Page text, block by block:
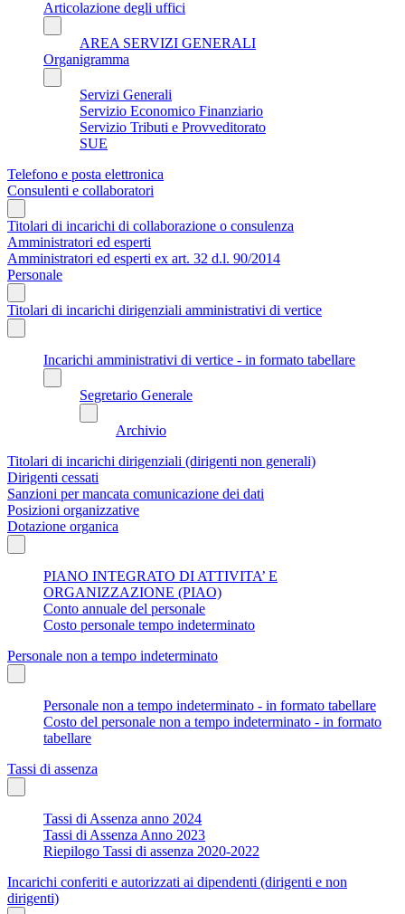
Articolazione degli uffici
AREA SERVIZI GENERALI
Organigramma
Servizi Generali
Servizio Economico Finanziario
Servizio Tributi e Provveditorato
SUE
Telefono e posta elettronica
Consulenti e collaboratori
Titolari di incarichi di collaborazione o consulenza
Amministratori ed esperti
Amministratori ed esperti ex art. 32 d.l. 90/2014
Personale
Titolari di incarichi dirigenziali amministrativi di vertice
Incarichi amministrativi di vertice - in formato tabellare
Segretario Generale
Archivio
Titolari di incarichi dirigenziali (dirigenti non generali)
Dirigenti cessati
Sanzioni per mancata comunicazione dei dati
Posizioni organizzative
Dotazione organica
PIANO INTEGRATO DI ATTIVITA’ E
ORGANIZZAZIONE (PIAO)
Conto annuale del personale
Costo personale tempo indeterminato
Personale non a tempo indeterminato
Personale non a tempo indeterminato - in formato tabellare
Costo del personale non a tempo indeterminato - in formato
tabellare
Tassi di assenza
Tassi di Assenza anno 2024
Tassi di Assenza Anno 2023
Riepilogo Tassi di assenza 2020-2022
Incarichi conferiti e autorizzati ai dipendenti (dirigenti e non
dirigenti)